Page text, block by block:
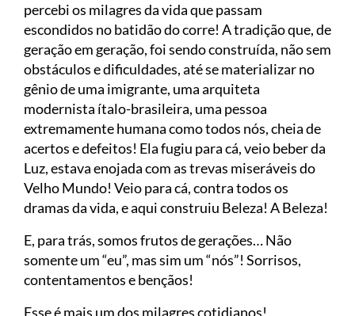
percebi os milagres da vida que passam
escondidos no batidão do corre! A tradição que, de
geração em geração, foi sendo construída, não sem
obstáculos e dificuldades, até se materializar no
gênio de uma imigrante, uma arquiteta
modernista ítalo-brasileira, uma pessoa
extremamente humana como todos nós, cheia de
acertos e defeitos! Ela fugiu para cá, veio beber da
Luz, estava enojada com as trevas miseráveis do
Velho Mundo! Veio para cá, contra todos os
dramas da vida, e aqui construiu Beleza! A Beleza!
E, para trás, somos frutos de gerações… Não
somente um “eu”, mas sim um “nós”! Sorrisos,
contentamentos e bençãos!
Esse é mais um dos milagres cotidianos!